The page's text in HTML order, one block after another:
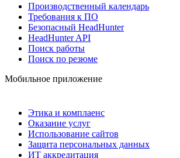
Производственный календарь
Требования к ПО
Безопасный HeadHunter
HeadHunter API
Поиск работы
Поиск по резюме
Мобильное приложение
Этика и комплаенс
Оказание услуг
Использование сайтов
Защита персональных данных
ИТ аккредитация